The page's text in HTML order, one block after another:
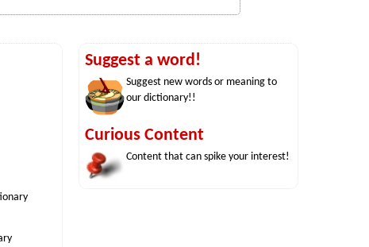
Suggest a word!
Suggest new words or meaning to
our dictionary!!
Curious Content
Content that can spike your interest!